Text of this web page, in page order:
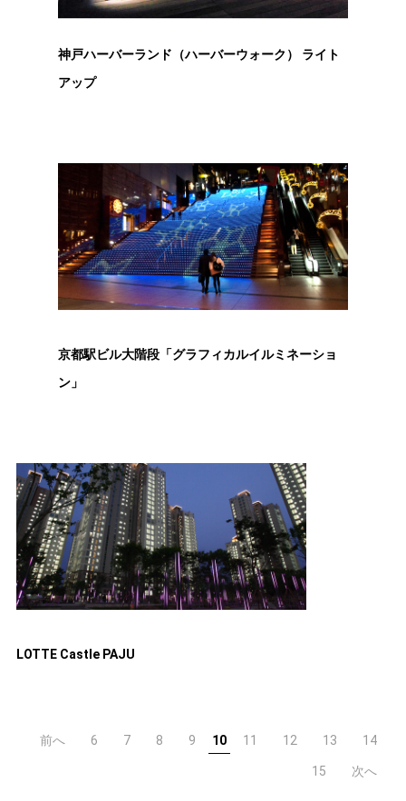
神戸ハーバーランド（ハーバーウォーク） ライト
アップ
京都駅ビル大階段「グラフィカルイルミネーショ
ン」
LOTTE Castle PAJU
前へ 6 7 8 9 10 11 12 13 14
15 次へ